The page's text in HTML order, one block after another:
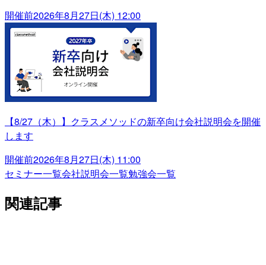
開催前2026年8月27日(木) 12:00
【8/27（木）】クラスメソッドの新卒向け会社説明会を開催
します
開催前2026年8月27日(木) 11:00
セミナー一覧会社説明会一覧勉強会一覧
関連記事